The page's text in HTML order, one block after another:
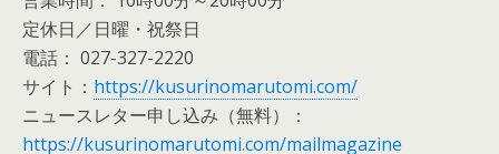
定休日／日曜・祝祭日
電話： 027-327-2220
サイト： https://kusurinomarutomi.com/
ニュースレター申し込み（無料）：
https://kusurinomarutomi.com/mailmagazine